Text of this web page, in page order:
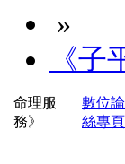
»
《
命理服
務》
數位
絲專頁